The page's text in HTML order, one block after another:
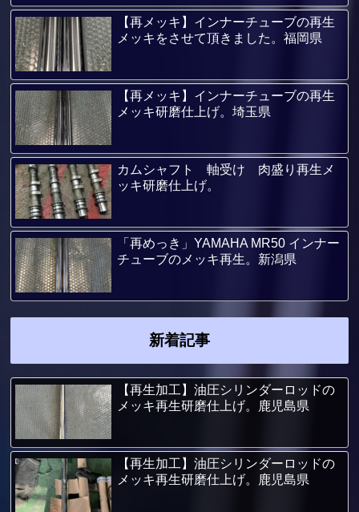
【再メッキ】インナーチューブの再生
メッキをさせて頂きました。福岡県
【再メッキ】インナーチューブの再生
メッキ研磨仕上げ。埼玉県
カムシャフト 軸受け 肉盛り再生メ
ッキ研磨仕上げ。
「再めっき」YAMAHA MR50 インナー
チューブのメッキ再生。新潟県
新着記事
【再生加工】油圧シリンダーロッドの
メッキ再生研磨仕上げ。鹿児島県
【再生加工】油圧シリンダーロッドの
メッキ再生研磨仕上げ。鹿児島県